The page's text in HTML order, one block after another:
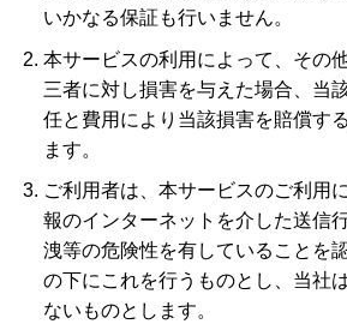
いかなる保証も行いません。
本サービスの利用によって、その
三者に対し損害を与えた場合、当
任と費用により当該損害を賠償す
ます。
ご利用者は、本サービスのご利用
報のインターネットを介した送信
洩等の危険性を有していることを
の下にこれを行うものとし、当社
ないものとします。